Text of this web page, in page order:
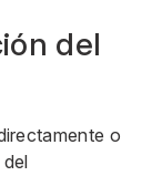
del
o